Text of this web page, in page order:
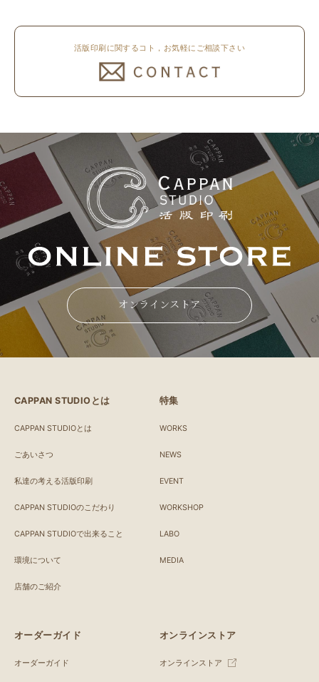
活版印刷に関するコト，お気軽にご相談下さい
オンラインストア
CAPPAN STUDIOとは
CAPPAN STUDIOとは
ごあいさつ
私達の考える活版印刷
CAPPAN STUDIOのこだわり
CAPPAN STUDIOで出来ること
環境について
店舗のご紹介
特集
WORKS
NEWS
EVENT
WORKSHOP
LABO
MEDIA
オーダーガイド
オーダーガイド
オンラインストア
オンラインストア